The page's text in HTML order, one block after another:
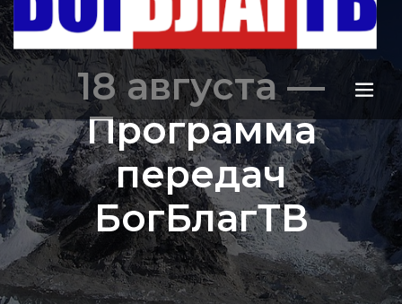
18 августа —
Программа
передач
БогБлагТВ